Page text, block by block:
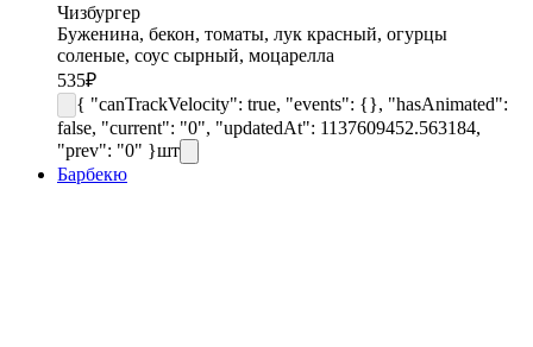
Чизбургер
Буженина, бекон, томаты, лук красный, огурцы
соленые, соус сырный, моцарелла
535₽
{ "canTrackVelocity": true, "events": {}, "hasAnimated":
false, "current": "0", "updatedAt": 1137609452.563184,
"prev": "0" }шт
Барбекю